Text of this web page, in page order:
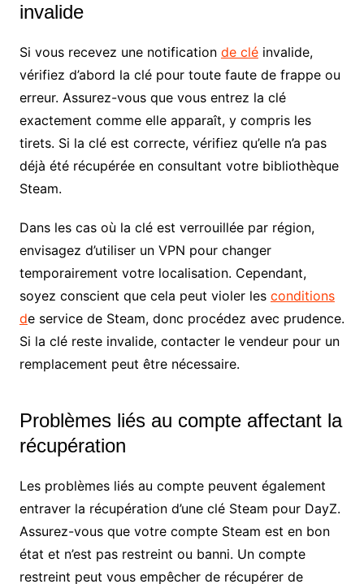
invalide
Si vous recevez une notification de cléinvalide,
vérifiez d’abord la clé pour toute faute de frappe ou
erreur. Assurez-vous que vous entrez la clé
exactement comme elle apparaît, y compris les
tirets. Si la clé est correcte, vérifiez qu’elle n’a pas
déjà été récupérée en consultant votre bibliothèque
Steam.
Dans les cas où la clé est verrouillée par région,
envisagez d’utiliser un VPN pour changer
temporairement votre localisation. Cependant,
soyez conscient que cela peut violer les conditions
de service de Steam, donc procédez avec prudence.
Si la clé reste invalide, contacter le vendeur pour un
remplacement peut être nécessaire.
Problèmes liés au compte affectant la
récupération
Les problèmes liés au compte peuvent également
entraver la récupération d’une clé Steam pour DayZ.
Assurez-vous que votre compte Steam est en bon
état et n’est pas restreint ou banni. Un compte
restreint peut vous empêcher de récupérer de